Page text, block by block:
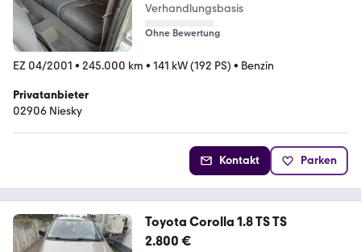
Verhandlungsbasis
Ohne Bewertung
EZ 04/2001 • 245.000 km • 141 kW (192 PS) • Benzin
Privatanbieter
02906 Niesky
Kontakt Parken
Toyota Corolla 1.8 TS TS
2.800 €